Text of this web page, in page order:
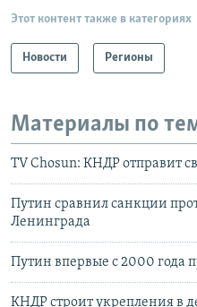
Этот контент также в категориях
Новости Регионы
Материалы по
TV Chosun: КНДР отправит
Путин сравнил санкции
Ленинграда
Путин впервые с 2000 года
КНДР строит укрепления в